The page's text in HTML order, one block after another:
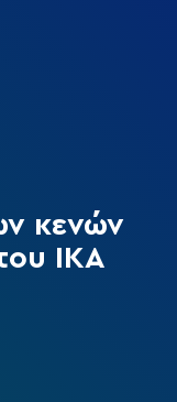
κενών
ΙΚΑ